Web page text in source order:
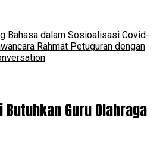
Bahasa dalam Sosioalisasi Covid-
Rahmat Petuguran dengan
Butuhkan Guru Olahraga